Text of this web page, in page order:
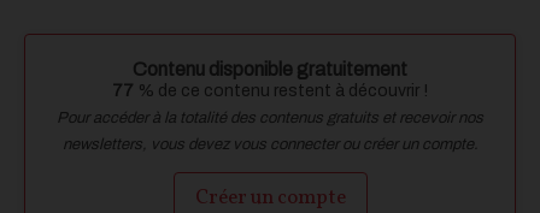
Contenu disponible gratuitement
77 % de ce contenu restent à découvrir !
Pour accéder à la totalité des contenus gratuits et recevoir nos
newsletters, vous devez vous connecter ou créer un compte.
Créer un compte